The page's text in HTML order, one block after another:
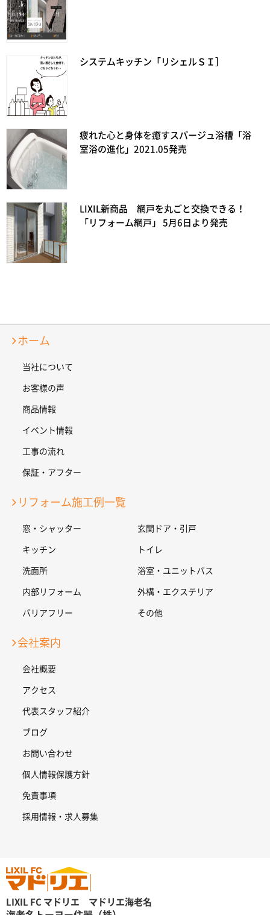
システムキッチン「リシェルＳＩ］
疲れた心と身体を癒すスパージュ浴槽「浴
室浴の進化」2021.05発売
LIXIL新商品 網戸を丸ごと交換できる！
「リフォーム網戸」 5月6日より発売
ホーム
当社について
お客様の声
商品情報
イベント情報
工事の流れ
保証・アフター
リフォーム施工例一覧
窓・シャッター 玄関ドア・引戸
キッチン トイレ
洗面所 浴室・ユニットバス
内部リフォーム 外構・エクステリア
バリアフリー その他
会社案内
会社概要
アクセス
代表スタッフ紹介
ブログ
お問い合わせ
個人情報保護方針
免責事項
採用情報・求人募集
LIXIL FC マドリエ マドリエ海老名